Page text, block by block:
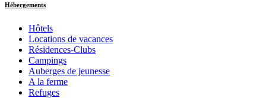
Hébergements
Hôtels
Locations de vacances
Résidences-Clubs
Campings
Auberges de jeunesse
A la ferme
Refuges